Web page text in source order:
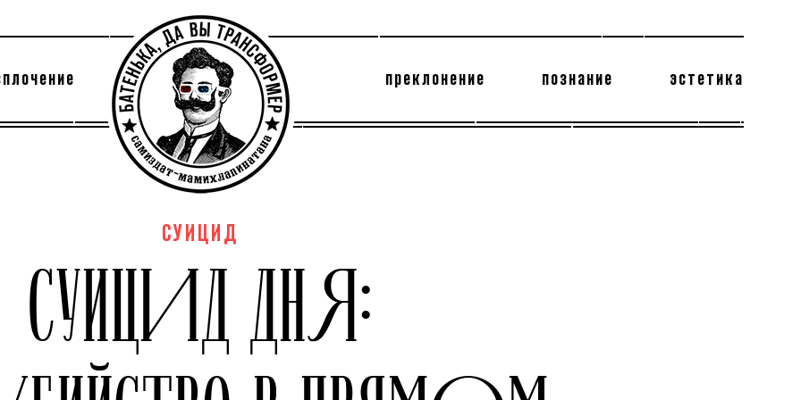
преклонение познание эстетика
СУИЦИД
СУИЦИД ДНЯ: